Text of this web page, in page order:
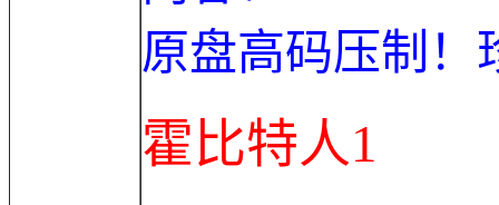
原盘高码压制！
霍比特人1